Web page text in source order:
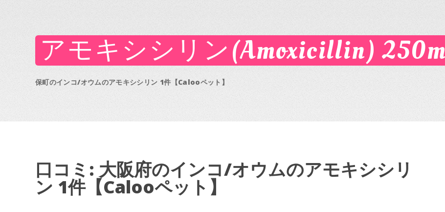
アモキシシリン(Amoxicillin)
保町のインコ/オウムのアモキシシリン 1件【Calooペット】
口コミ: 大阪府のインコ/オウムのアモキシシリ
ン 1件【Calooペット】